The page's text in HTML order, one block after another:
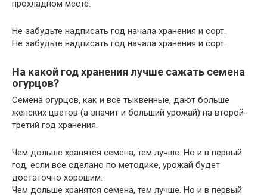
прохладном месте.
Не забудьте надписать год начала хранения и сорт.
Не забудьте надписать год начала хранения и сорт.
На какой год хранения лучше сажать семена
огурцов?
Семена огурцов, как и все тыквенные, дают больше
женских цветов (а значит и больший урожай) на второй-
третий год хранения.
Чем дольше хранятся семена, тем лучше. Но и в первый
год, если все сделано по методике, урожай будет
достаточно хорошим.
Чем дольше хранятся семена, тем лучше. Но и в первый